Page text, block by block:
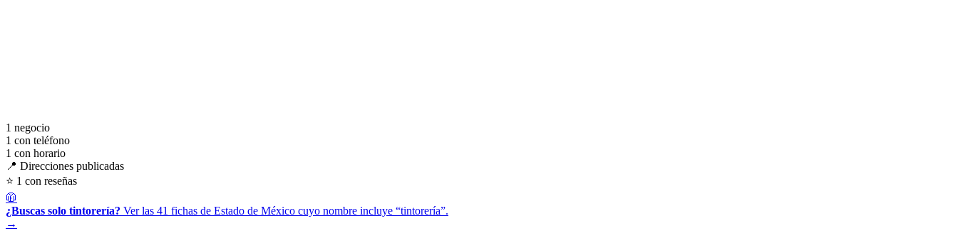
1 negocio
1 con teléfono
1 con horario
📍 Direcciones publicadas
⭐ 1 con reseñas
🧥
¿Buscas solo tintorería? Ver las 41 fichas de Estado de México cuyo nombre incluye “tintorería”.
→